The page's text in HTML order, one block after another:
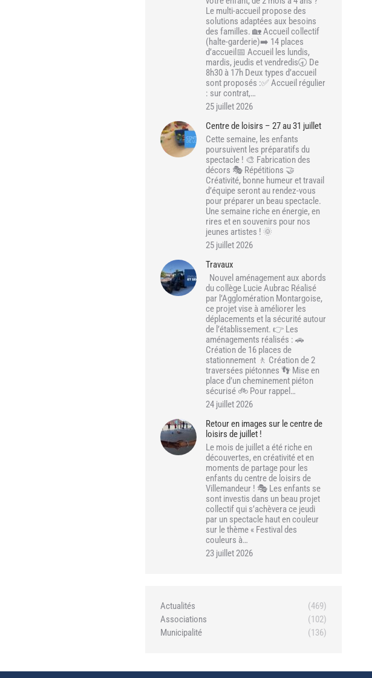
Le multi-accueil propose des
solutions adaptées aux besoins
des familles. 🏡 Accueil collectif
(halte-garderie)➡️ 14 places
d’accueil📅 Accueil les lundis,
mardis, jeudis et vendredis🕣 De
8h30 à 17h Deux types d’accueil
sont proposés :✅ Accueil régulier
: sur contrat,…
25 juillet 2026
Centre de loisirs – 27 au 31 juillet
Cette semaine, les enfants
poursuivent les préparatifs du
spectacle ! 🎨 Fabrication des
décors 🎭 Répétitions 🤝
Créativité, bonne humeur et travail
d’équipe seront au rendez-vous
pour préparer un beau spectacle.
Une semaine riche en énergie, en
rires et en souvenirs pour nos
jeunes artistes ! 🌞
25 juillet 2026
Travaux
Nouvel aménagement aux abords
du collège Lucie Aubrac Réalisé
par l’Agglomération Montargoise,
ce projet vise à améliorer les
déplacements et la sécurité autour
de l’établissement. 👉 Les
aménagements réalisés : 🚗
Création de 16 places de
stationnement 🚶 Création de 2
traversées piétonnes 👣 Mise en
place d’un cheminement piéton
sécurisé 🚲 Pour rappel…
24 juillet 2026
Retour en images sur le centre de
loisirs de juillet !
Le mois de juillet a été riche en
découvertes, en créativité et en
moments de partage pour les
enfants du centre de loisirs de
Villemandeur ! 🎭 Les enfants se
sont investis dans un beau projet
collectif qui s’achèvera ce jeudi
par un spectacle haut en couleur
sur le thème « Festival des
couleurs à…
23 juillet 2026
Actualités
(469)
Associations
(102)
Municipalité
(136)